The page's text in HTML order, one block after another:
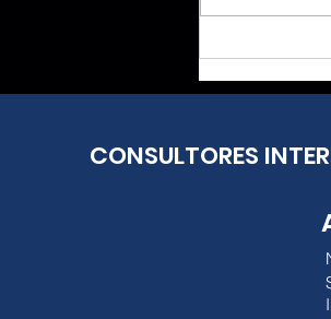
Canacar:
no son
CONSULTORES